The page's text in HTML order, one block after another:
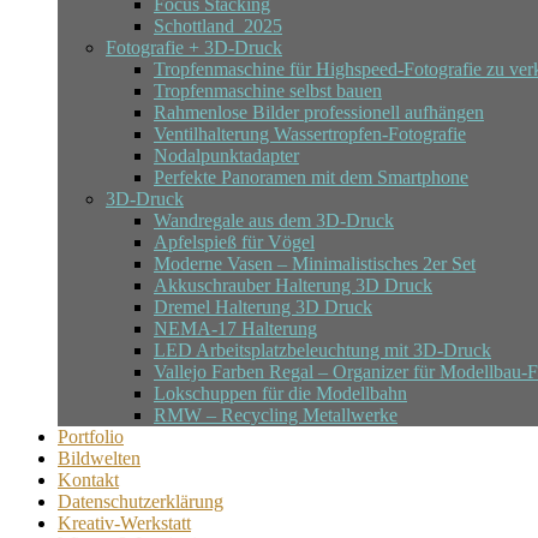
Focus Stacking
Schottland_2025
Fotografie + 3D-Druck
Tropfenmaschine für Highspeed-Fotografie zu
Tropfenmaschine selbst bauen
Rahmenlose Bilder professionell aufhängen
Ventilhalterung Wassertropfen-Fotografie
Nodalpunktadapter
Perfekte Panoramen mit dem Smartphone
3D-Druck
Wandregale aus dem 3D-Druck
Apfelspieß für Vögel
Moderne Vasen – Minimalistisches 2er Set
Akkuschrauber Halterung 3D Druck
Dremel Halterung 3D Druck
NEMA-17 Halterung
LED Arbeitsplatzbeleuchtung mit 3D-Druck
Vallejo Farben Regal – Organizer für Modellbau-
Lokschuppen für die Modellbahn
RMW – Recycling Metallwerke
Portfolio
Bildwelten
Kontakt
Datenschutzerklärung
Kreativ-Werkstatt